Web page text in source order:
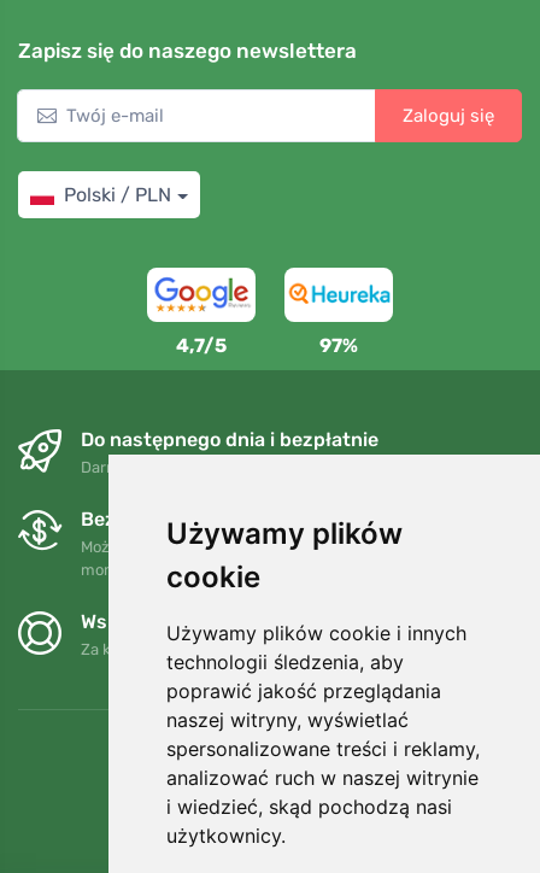
Używamy plików
cookie
Używamy plików cookie i innych
technologii śledzenia, aby
poprawić jakość przeglądania
naszej witryny, wyświetlać
spersonalizowane treści i reklamy,
analizować ruch w naszej witrynie
i wiedzieć, skąd pochodzą nasi
użytkownicy.
Zapisz się do naszego newslettera
Zaloguj się
Polski / PLN
4,7/5 97%
Do następnego dnia i bezpłatnie
Darmowa wysyłka dla zamówień powyżej 250 PLN
Bezpłatne wymiany i zwroty
Możesz zwrócić lub wymienić swoje zamówienie w dowolnym
momencie w ciągu 90 dni.
Wspieramy Trees.org
Za każde zamówienie sadzimy drzewo! Czytaj więcej